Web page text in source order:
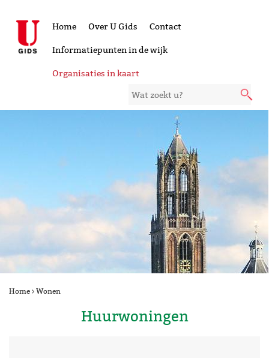
Home Over U Gids Contact
Informatiepunten in de wijk
Organisaties in kaart
Home Wonen
Huurwoningen